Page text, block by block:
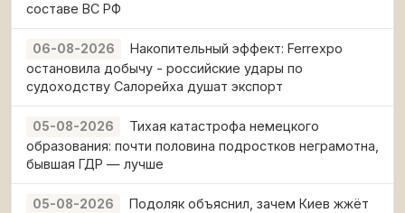
составе ВС РФ
06-08-2026
Накопительный эффект: Ferrexpo
остановила добычу - российские удары по
судоходству Салорейха душат экспорт
05-08-2026
Тихая катастрофа немецкого
образования: почти половина подростков неграмотна,
бывшая ГДР — лучше
05-08-2026 Подоляк объяснил, зачем Киев жжёт